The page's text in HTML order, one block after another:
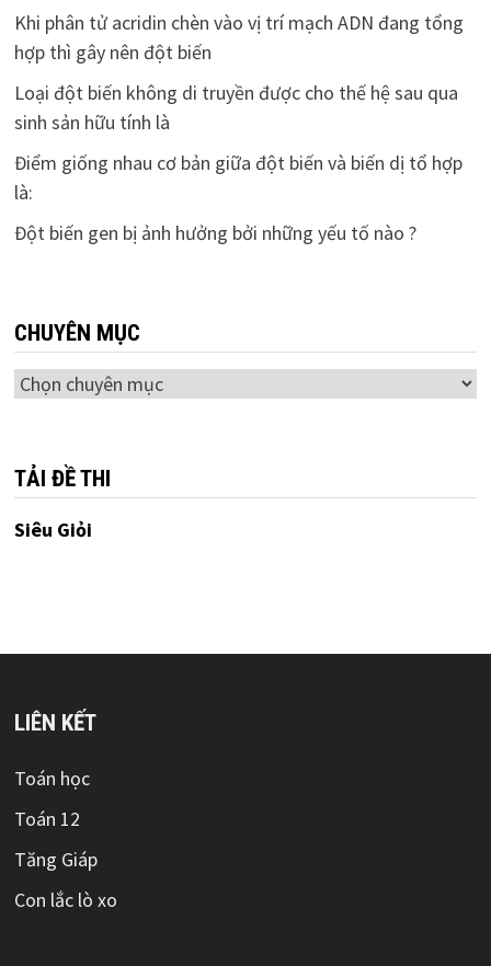
Khi phân tử acridin chèn vào vị trí mạch ADN đang tổng
hợp thì gây nên đột biến
Loại đột biến không di truyền được cho thế hệ sau qua
sinh sản hữu tính là
Điểm giống nhau cơ bản giữa đột biến và biến dị tổ hợp
là:
Đột biến gen bị ảnh hưởng bởi những yếu tố nào ?
CHUYÊN MỤC
Chuyên
TẢI ĐỀ THI
Siêu Giỏi
LIÊN KẾT
Toán học
Toán 12
Tăng Giáp
Con lắc lò xo